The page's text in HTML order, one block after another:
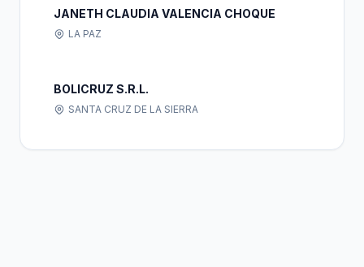
JANETH CLAUDIA VALENCIA CHOQUE
LA PAZ
BOLICRUZ S.R.L.
SANTA CRUZ DE LA SIERRA